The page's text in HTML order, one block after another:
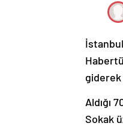
giderek
Aldığı
Sokak